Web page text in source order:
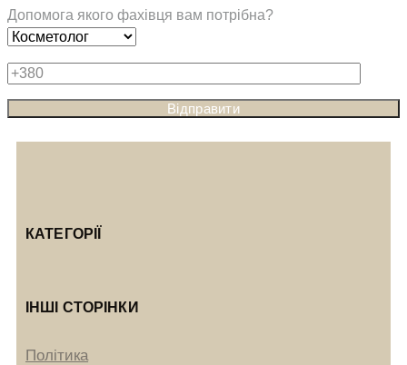
Допомога якого фахівця вам потрібна?
КАТЕГОРІЇ
ІНШІ СТОРІНКИ
Політика